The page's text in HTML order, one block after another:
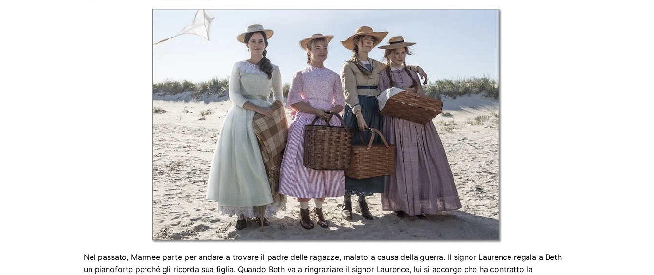
Nel passato, Marmee parte per andare a trovare il padre delle ragazze, malato a causa della guerra. Il signor Laurence regala a Beth
un pianoforte perché gli ricorda sua figlia. Quando Beth va a ringraziare il signor Laurence, lui si accorge che ha contratto la